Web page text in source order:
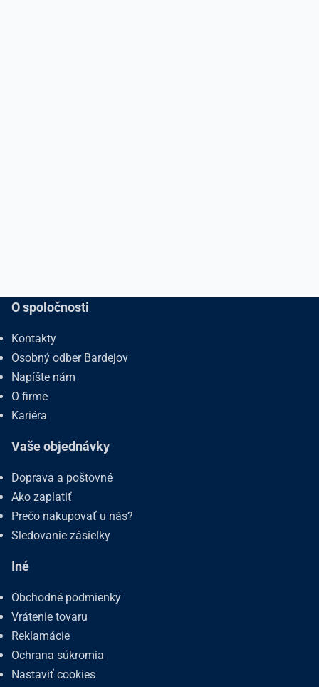
O spoločnosti
Kontakty
Osobný odber Bardejov
Napíšte nám
O firme
Kariéra
Vaše objednávky
Doprava a poštovné
Ako zaplatiť
Prečo nakupovať u nás?
Sledovanie zásielky
Iné
Obchodné podmienky
Vrátenie tovaru
Reklamácie
Ochrana súkromia
Nastaviť cookies